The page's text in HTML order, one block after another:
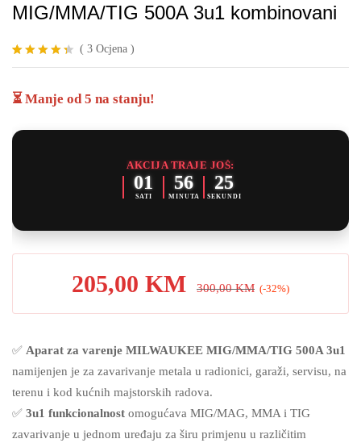
MIG/MMA/TIG 500A 3u1 kombinovani
Korisničk
4.33od
ukupno 5
3
korisnika)
( 3 Ocjena )
⏳ Manje od 5 na stanju!
AKCIJA TRAJE JOŠ:
01
SATI
56
MINUTA
24
SEKUNDI
205,00 KM 300,00KM (-32%)
✅ Aparat za varenje MILWAUKEE MIG/MMA/TIG 500A 3u1
namijenjen je za zavarivanje metala u radionici, garaži, servisu, na
terenu i kod kućnih majstorskih radova.
✅ 3u1 funkcionalnost omogućava MIG/MAG, MMA i TIG
zavarivanje u jednom uređaju za širu primjenu u različitim